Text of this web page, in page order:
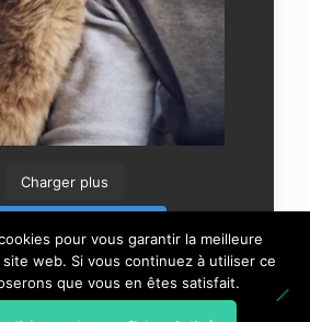
Charger plus
pour vous garantir la meilleure
web. Si vous continuez à utiliser ce
que vous en êtes satisfait.